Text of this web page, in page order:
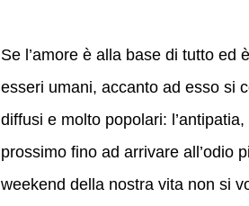
Se l’amore è alla base di tutto
esseri umani, accanto ad esso si
diffusi e molto popolari:
prossimo fino ad arrivare all’odio
weekend della nostra vita non si